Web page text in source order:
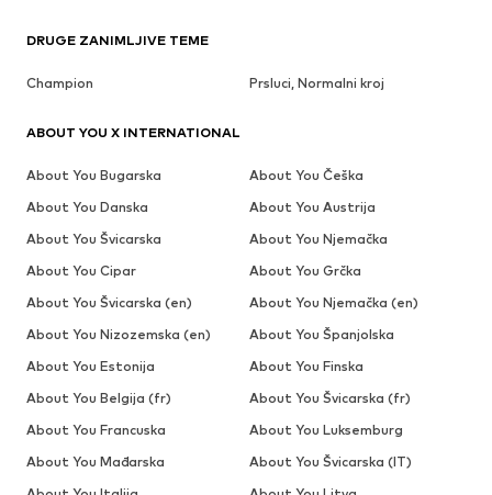
DRUGE ZANIMLJIVE TEME
Champion Prsluci, Normalni kroj
ABOUT YOU X INTERNATIONAL
About You Bugarska
About You Češka
About You Danska
About You Austrija
About You Švicarska
About You Njemačka
About You Cipar
About You Grčka
About You Švicarska (en)
About You Njemačka (en)
About You Nizozemska (en)
About You Španjolska
About You Estonija
About You Finska
About You Belgija (fr)
About You Švicarska (fr)
About You Francuska
About You Luksemburg
About You Mađarska
About You Švicarska (IT)